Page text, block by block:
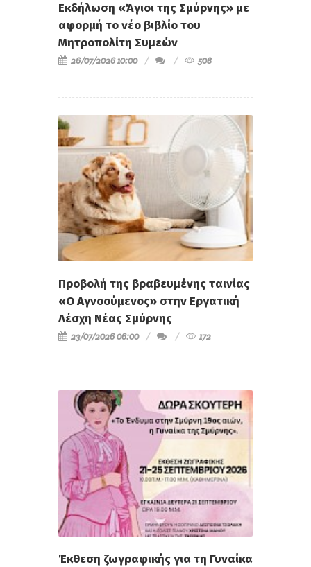
Εκδήλωση «Άγιοι της Σμύρνης» με
αφορμή το νέο βιβλίο του
Μητροπολίτη Συμεών
26/07/2026 10:00 508
Προβολή της βραβευμένης ταινίας
«Ο Αγνοούμενος» στην Εργατική
Λέσχη Νέας Σμύρνης
23/07/2026 06:00 172
Έκθεση ζωγραφικής για τη Γυναίκα